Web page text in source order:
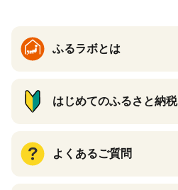
ふるラボとは
はじめてのふるさと納税
よくあるご質問